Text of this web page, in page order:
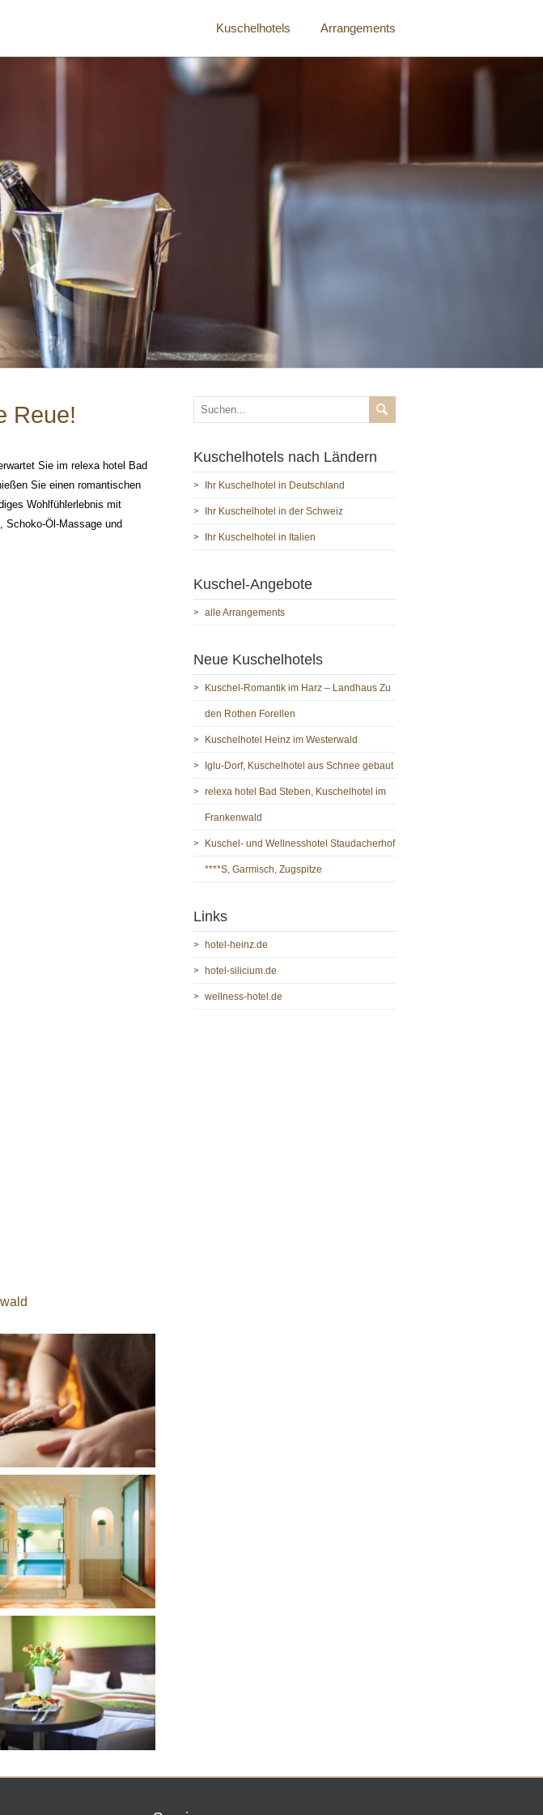
Kuschelhotels Arrangements
Reue!
Sie im relexa hotel Bad
Sie einen romantischen
Wohlfühlerlebnis mit
Schoko-Öl-Massage und
Kuschelhotels nach Ländern
Ihr Kuschelhotel in Deutschland
Ihr Kuschelhotel in der Schweiz
Ihr Kuschelhotel in Italien
Kuschel-Angebote
alle Arrangements
Neue Kuschelhotels
Kuschel-Romantik im Harz – Landhaus Zu
den Rothen Forellen
Kuschelhotel Heinz im Westerwald
Iglu-Dorf, Kuschelhotel aus Schnee gebaut
relexa hotel Bad Steben, Kuschelhotel im
Frankenwald
Kuschel- und Wellnesshotel Staudacherhof
****S, Garmisch, Zugspitze
Links
hotel-heinz.de
hotel-silicium.de
wellness-hotel.de